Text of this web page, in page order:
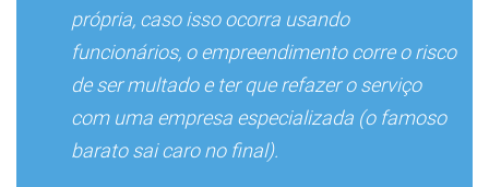
própria, caso isso ocorra usando
funcionários, o empreendimento corre o risco
de ser multado e ter que refazer o serviço
com uma empresa especializada (o famoso
barato sai caro no final).